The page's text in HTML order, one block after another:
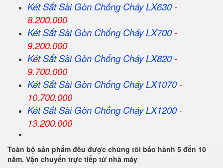
Két SắtSài Gòn Chống Cháy LX630-
8.200.000
Két SắtSài Gòn Chống Cháy LX700-
9.200.000
Két SắtSài Gòn Chống Cháy LX820-
9.700.000
Két SắtSài Gòn Chống Cháy LX1070-
10.700.000
Két SắtSài Gòn Chống Cháy LX1200-
13.200.000
Toàn bộ sản phẩm đều được chúng tôi bảo hành 5 đến 10
năm. Vận chuyển trực tiếp từ nhà máy